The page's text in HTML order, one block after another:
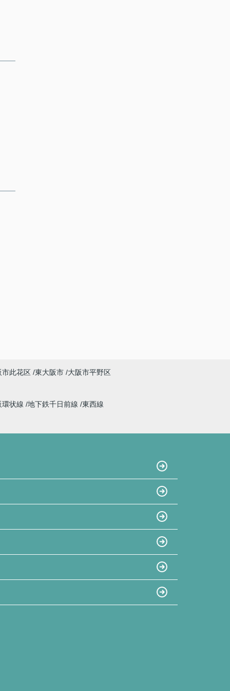
市此花区 東大阪市 大阪市平野区
環状線 地下鉄千日前線 東西線